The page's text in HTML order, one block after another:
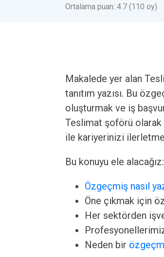
Ortalama puan: 4.7 (110 oy)
Makalede yer alan
tanıtım yazısı. Bu
oluşturmak ve iş
Teslimat şoförü olarak
ile kariyerinizi
Bu konuyu ele alacağız:
Özgeçmiş nasıl
Öne çıkmak için
Her sektörden
Neden bir